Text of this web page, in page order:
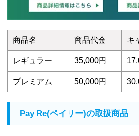
商品名 商品代金 キ
レギュラー 35,000円
プレミアム 50,000円
Pay Re(ペイリー)の取扱商品